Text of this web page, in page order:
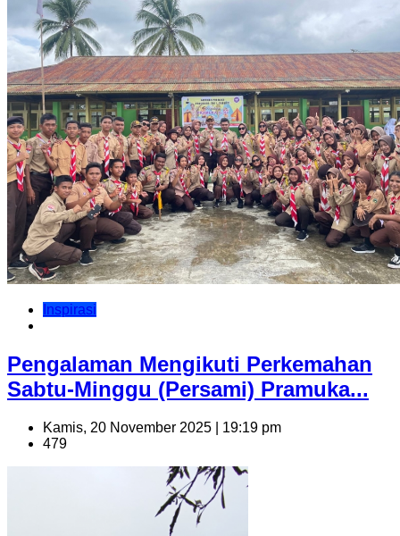
Inspirasi
Pengalaman Mengikuti Perkemahan
Sabtu-Minggu (Persami) Pramuka...
Kamis, 20 November 2025 | 19:19 pm
479